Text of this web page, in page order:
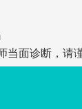
面诊断，请